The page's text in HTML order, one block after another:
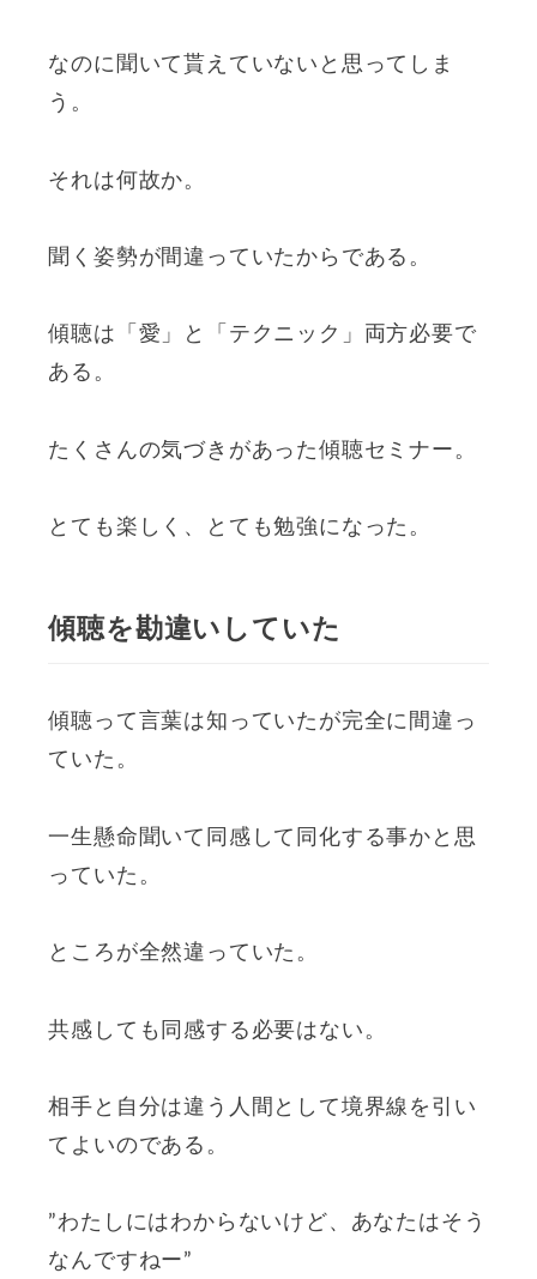
なのに聞いて貰えていないと思ってしま
う。
それは何故か。
聞く姿勢が間違っていたからである。
傾聴は「愛」と「テクニック」両方必要で
ある。
たくさんの気づきがあった傾聴セミナー。
とても楽しく、とても勉強になった。
傾聴を勘違いしていた
傾聴って言葉は知っていたが完全に間違っ
ていた。
一生懸命聞いて同感して同化する事かと思
っていた。
ところが全然違っていた。
共感しても同感する必要はない。
相手と自分は違う人間として境界線を引い
てよいのである。
”わたしにはわからないけど、あなたはそう
なんですねー”